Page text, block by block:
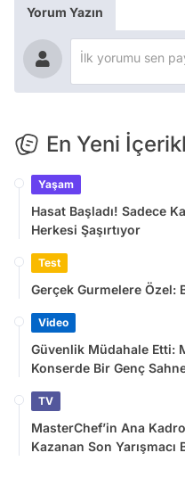
Yorum Yazın
En Yeni
Yaşam
Hasat Başladı! Sadece
Herkesi Şaşırtıyor
Test
Gerçek Gurmelere Özel:
Video
Güvenlik Müdahale Etti:
Konserde Bir Genç
TV
MasterChef’in Ana
Kazanan Son Yarışmacı